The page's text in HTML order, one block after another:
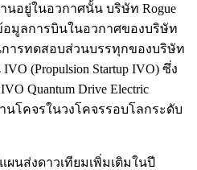
นอยู่ในอวกาศนั้น บริษัท Rogue
มูลการบินในอวกาศของบริษัท
ารทดสอบส่วนบรรทุกของบริษัท
(Propulsion Startup IVO) ซึ่ง
Quantum Drive Electric
นโคจรในวงโคจรรอบโลกระดับ
แผนส่งดาวเทียมเพิ่มเติมในปี